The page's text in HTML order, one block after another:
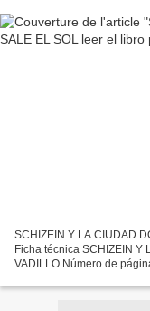
SCHIZEIN Y LA CIUDAD
Ficha técnica SCHIZEIN Y
VADILLO Número de